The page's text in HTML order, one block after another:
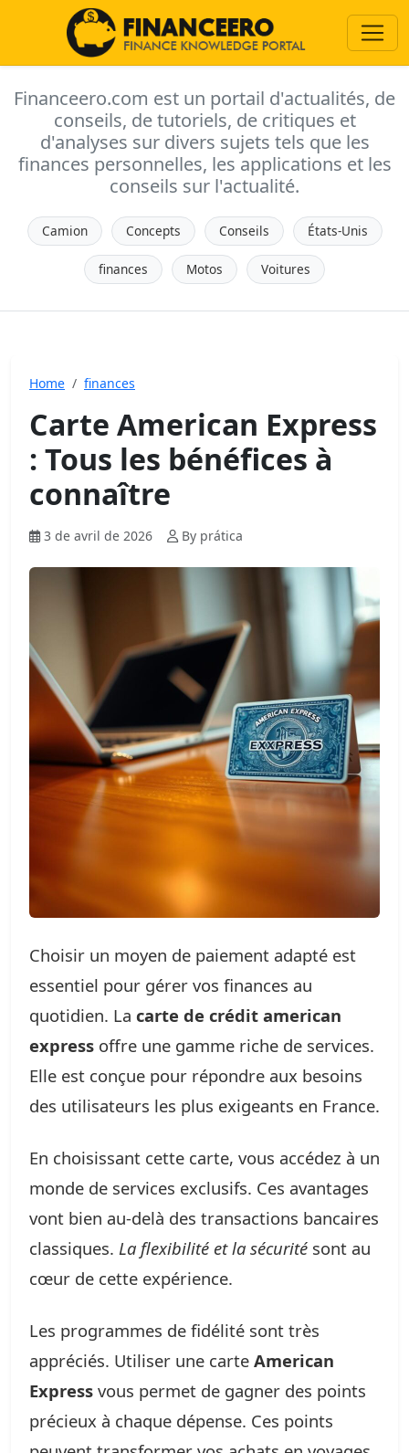
Financeero.com est un portail d'actualités, de
conseils, de tutoriels, de critiques et
d'analyses sur divers sujets tels que les
finances personnelles, les applications et les
conseils sur l'actualité.
Camion Concepts Conseils États-Unis
finances Motos Voitures
Home finances
Carte American Express
: Tous les bénéfices à
connaître
3 de avril de 2026 By prática
Choisir un moyen de paiement adapté est
essentiel pour gérer vos finances au
quotidien. La carte de crédit american
express offre une gamme riche de services.
Elle est conçue pour répondre aux besoins
des utilisateurs les plus exigeants en France.
En choisissant cette carte, vous accédez à un
monde de services exclusifs. Ces avantages
vont bien au-delà des transactions bancaires
classiques. La flexibilité et la sécurité sont au
cœur de cette expérience.
Les programmes de fidélité sont très
appréciés. Utiliser une carte American
Express vous permet de gagner des points
précieux à chaque dépense. Ces points